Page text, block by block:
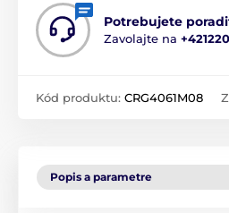
Potrebujete
Zavolajte na
Kód produktu: CRG4061M08
Popis a parametre